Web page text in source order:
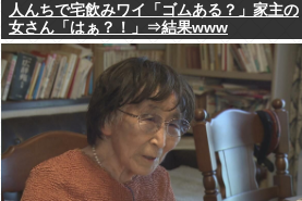
人んちで宅飲みワイ「ゴムある？」家主の
女さん「はぁ？！」⇒結果www